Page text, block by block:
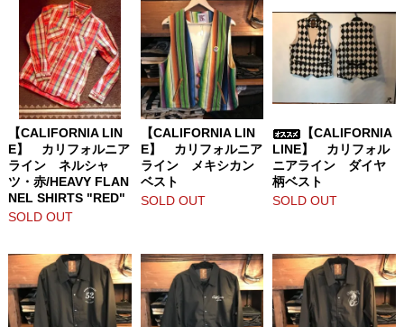
【CALIFORNIA LIN
E】 カリフォルニア
ライン ネルシャ
ツ・赤/HEAVY FLAN
NEL SHIRTS "RED"
SOLD OUT
【CALIFORNIA LIN
E】 カリフォルニア
ライン メキシカン
ベスト
SOLD OUT
【CALIFORNIA
LINE】 カリフォル
ニアライン ダイヤ
柄ベスト
SOLD OUT